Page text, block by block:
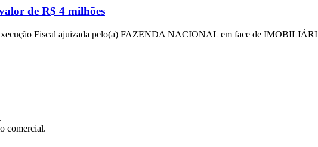
de R$ 4 milhões
Fiscal ajuizada pelo(a) FAZENDA NACIONAL em face de
comercial.